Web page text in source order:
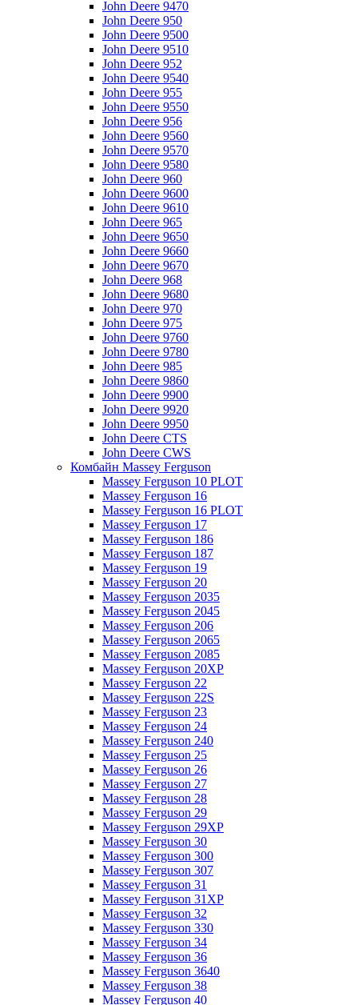
John Deere 9470
John Deere 950
John Deere 9500
John Deere 9510
John Deere 952
John Deere 9540
John Deere 955
John Deere 9550
John Deere 956
John Deere 9560
John Deere 9570
John Deere 9580
John Deere 960
John Deere 9600
John Deere 9610
John Deere 965
John Deere 9650
John Deere 9660
John Deere 9670
John Deere 968
John Deere 9680
John Deere 970
John Deere 975
John Deere 9760
John Deere 9780
John Deere 985
John Deere 9860
John Deere 9900
John Deere 9920
John Deere 9950
John Deere CTS
John Deere CWS
Комбайн Massey Ferguson
Massey Ferguson 10 PLOT
Massey Ferguson 16
Massey Ferguson 16 PLOT
Massey Ferguson 17
Massey Ferguson 186
Massey Ferguson 187
Massey Ferguson 19
Massey Ferguson 20
Massey Ferguson 2035
Massey Ferguson 2045
Massey Ferguson 206
Massey Ferguson 2065
Massey Ferguson 2085
Massey Ferguson 20XP
Massey Ferguson 22
Massey Ferguson 22S
Massey Ferguson 23
Massey Ferguson 24
Massey Ferguson 240
Massey Ferguson 25
Massey Ferguson 26
Massey Ferguson 27
Massey Ferguson 28
Massey Ferguson 29
Massey Ferguson 29XP
Massey Ferguson 30
Massey Ferguson 300
Massey Ferguson 307
Massey Ferguson 31
Massey Ferguson 31XP
Massey Ferguson 32
Massey Ferguson 330
Massey Ferguson 34
Massey Ferguson 36
Massey Ferguson 3640
Massey Ferguson 38
Massey Ferguson 40